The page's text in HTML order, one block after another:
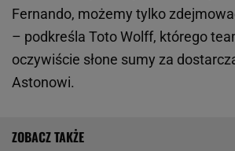
Fernando, możemy tylko
– podkreśla Toto Wolff, którego
oczywiście słone sumy za
Astonowi.